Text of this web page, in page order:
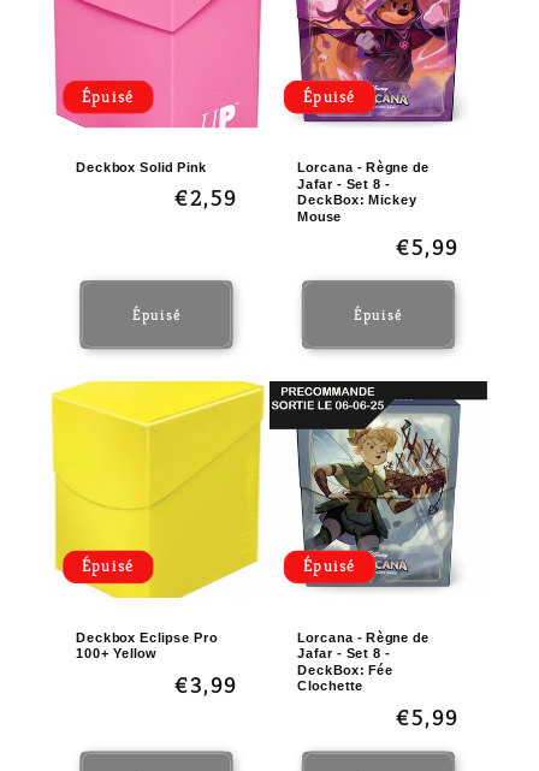
i
o
n
Épuisé
Deckbox Solid Pink
Prix
€2,59
Épuisé
Épuisé
Lorcana - Règne de
Jafar - Set 8 -
DeckBox: Mickey
Mouse
Prix
habituel
€5,99
Épuisé
Épuisé
Deckbox Eclipse Pro
100+ Yellow
Prix
€3,99
Épuisé
Lorcana - Règne de
Jafar - Set 8 -
DeckBox: Fée
Clochette
Prix
habituel
€5,99